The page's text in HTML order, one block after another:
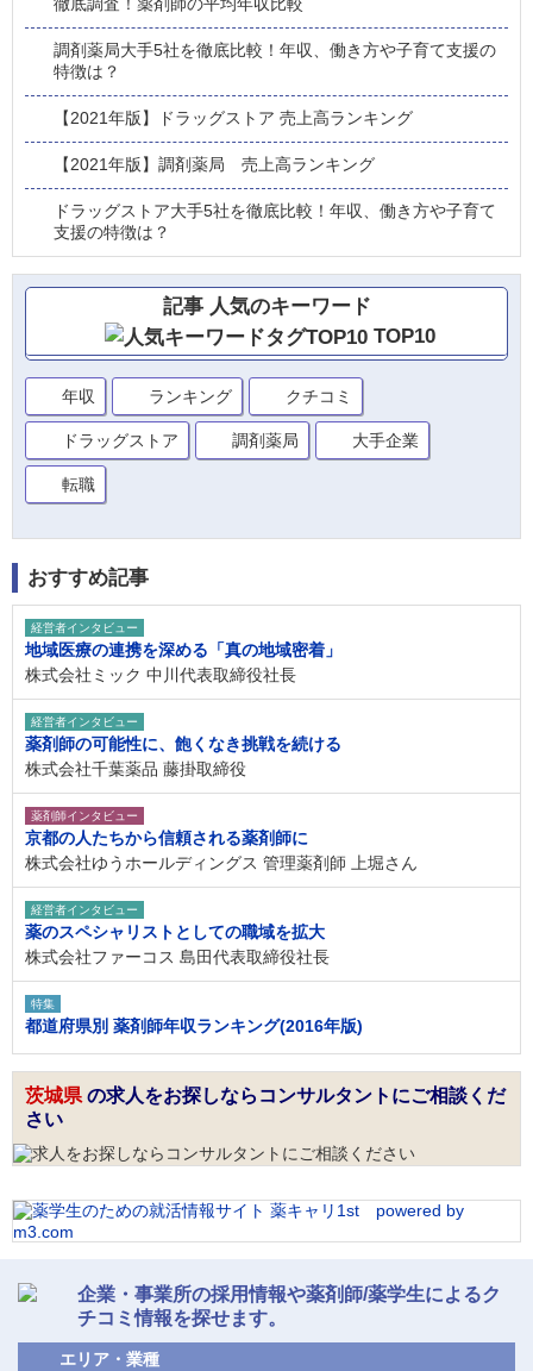
調剤薬局大手5社を徹底比較！年収、働き方や子育て支援の
特徴は？
【2021年版】ドラッグストア 売上高ランキング
【2021年版】調剤薬局 売上高ランキング
ドラッグストア大手5社を徹底比較！年収、働き方や子育て
支援の特徴は？
記事 人気のキーワード
TOP10
年収 ランキング クチコミ
ドラッグストア 調剤薬局 大手企業
転職
おすすめ記事
経営者インタビュー
地域医療の連携を深める「真の地域密着」
株式会社ミック 中川代表取締役社長
経営者インタビュー
薬剤師の可能性に、飽くなき挑戦を続ける
株式会社千葉薬品 藤掛取締役
薬剤師インタビュー
京都の人たちから信頼される薬剤師に
株式会社ゆうホールディングス 管理薬剤師 上堀さん
経営者インタビュー
薬のスペシャリストとしての職域を拡大
株式会社ファーコス 島田代表取締役社長
特集
都道府県別 薬剤師年収ランキング(2016年版)
茨城県 の求人をお探しならコンサルタントにご相談くだ
さい
企業・事業所の採用情報や薬剤師/薬学生によるク
チコミ情報を探せます。
エリア・業種